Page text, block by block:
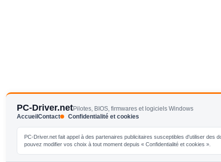
PC-Driver.netPilotes, BIOS, firmwares et logiciels Windows
AccueilContact Confidentialité et cookies
PC-Driver.net fait appel à des partenaires publicitaires susceptibles d'utiliser
pouvez modifier vos choix à tout moment depuis « Confidentialité et cookies ».